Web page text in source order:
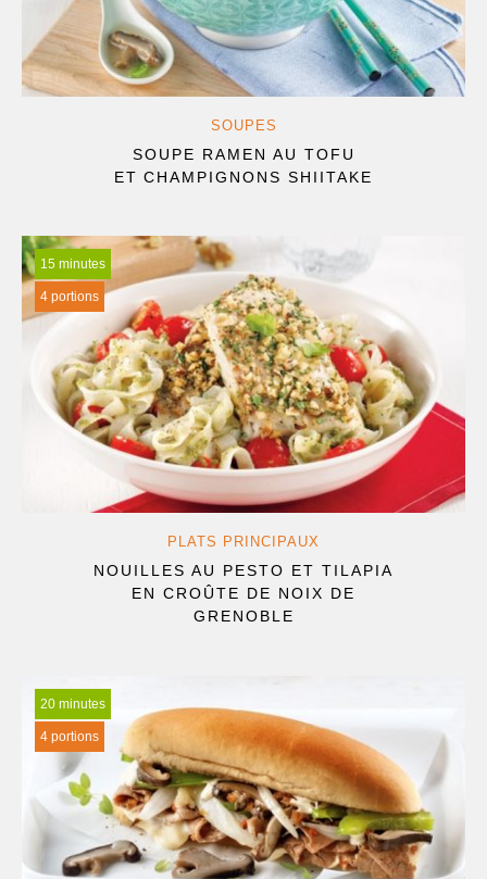
SOUPES
SOUPE RAMEN AU TOFU
ET CHAMPIGNONS SHIITAKE
15 minutes
4 portions
PLATS PRINCIPAUX
NOUILLES AU PESTO ET TILAPIA
EN CROÛTE DE NOIX DE
GRENOBLE
20 minutes
4 portions